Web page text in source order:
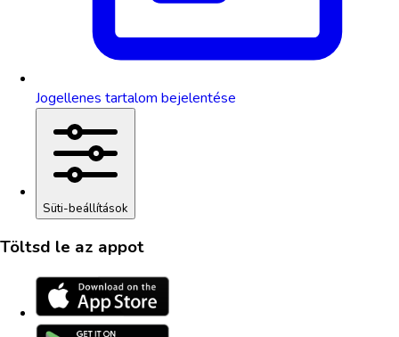
Jogellenes tartalom bejelentése
Süti-beállítások
Töltsd le az appot